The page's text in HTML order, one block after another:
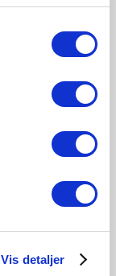
Vis detaljer